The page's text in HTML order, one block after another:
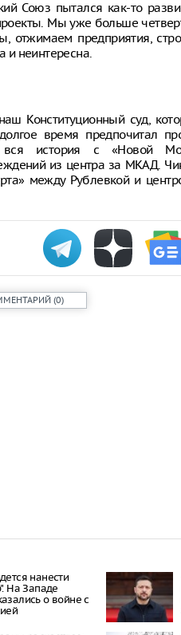
Союз пытался как-то
Мы уже больше
отжимаем предприятия,
и неинтересна.
Конституционный суд,
время предпочитал
история с «Новой
из центра за МКАД.
между Рублевкой и
(0)
нанести
На Западе
о войне с